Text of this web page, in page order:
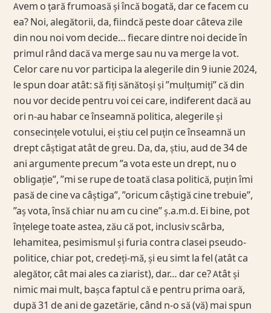
Avem o țară frumoasă și încă bogată, dar ce facem cu
ea? Noi, alegătorii, da, fiindcă peste doar câteva zile
din nou noi vom decide… fiecare dintre noi decide în
primul rând dacă va merge sau nu va merge la vot.
Celor care nu vor participa la alegerile din 9 iunie 2024,
le spun doar atât: să fiți sănătoși și ”mulțumiți” că din
nou vor decide pentru voi cei care, indiferent dacă au
ori n-au habar ce înseamnă politica, alegerile și
consecințele votului, ei știu cel puțin ce înseamnă un
drept câștigat atât de greu. Da, da, știu, aud de 34 de
ani argumente precum ”a vota este un drept, nu o
obligație”, ”mi se rupe de toată clasa politică, puțin îmi
pasă de cine va câștiga”, ”oricum câștigă cine trebuie”,
”aș vota, însă chiar nu am cu cine” ș.a.m.d. Ei bine, pot
înțelege toate astea, zău că pot, inclusiv scârba,
lehamitea, pesimismul și furia contra clasei pseudo-
politice, chiar pot, credeți-mă, și eu simt la fel (atât ca
alegător, cât mai ales ca ziarist), dar… dar ce? Atât și
nimic mai mult, bașca faptul că e pentru prima oară,
după 31 de ani de gazetărie, când n-o să (vă) mai spun